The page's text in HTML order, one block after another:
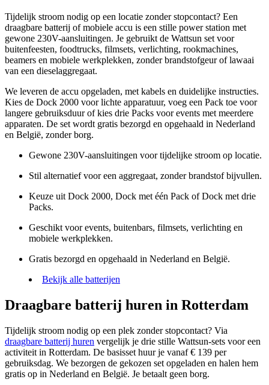
Tijdelijk stroom nodig op een locatie zonder stopcontact? Een
draagbare batterij of mobiele accu is een stille power station met
gewone 230V-aansluitingen. Je gebruikt de Wattsun set voor
buitenfeesten, foodtrucks, filmsets, verlichting, rookmachines,
beamers en mobiele werkplekken, zonder brandstofgeur of lawaai
van een dieselaggregaat.
We leveren de accu opgeladen, met kabels en duidelijke instructies.
Kies de Dock 2000 voor lichte apparatuur, voeg een Pack toe voor
langere gebruiksduur of kies drie Packs voor events met meerdere
apparaten. De set wordt gratis bezorgd en opgehaald in Nederland
en België, zonder borg.
Gewone 230V-aansluitingen voor tijdelijke stroom op locatie.
Stil alternatief voor een aggregaat, zonder brandstof bijvullen.
Keuze uit Dock 2000, Dock met één Pack of Dock met drie
Packs.
Geschikt voor events, buitenbars, filmsets, verlichting en
mobiele werkplekken.
Gratis bezorgd en opgehaald in Nederland en België.
Bekijk alle batterijen
Draagbare batterij huren in Rotterdam
Tijdelijk stroom nodig op een plek zonder stopcontact? Via
draagbare batterij huren vergelijk je drie stille Wattsun-sets voor een
activiteit in Rotterdam. De basisset huur je vanaf € 139 per
gebruiksdag. We bezorgen de gekozen set opgeladen en halen hem
gratis op in Nederland en België. Je betaalt geen borg.